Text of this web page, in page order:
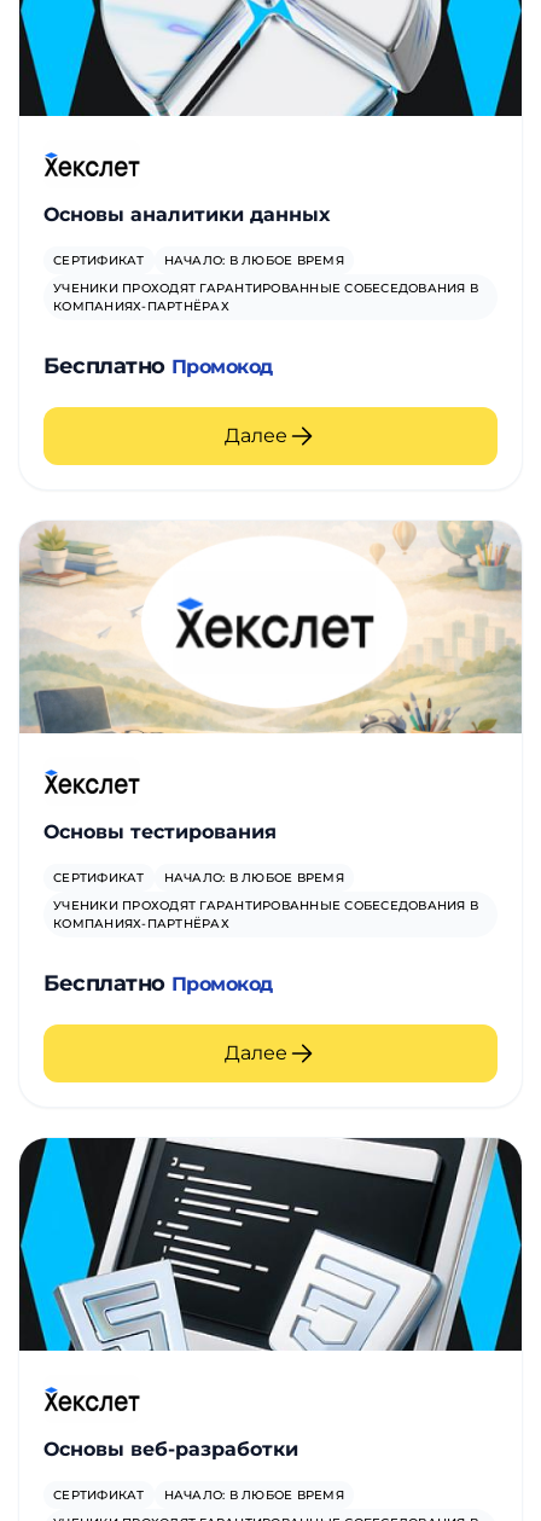
Основы аналитики данных
СЕРТИФИКАТ
НАЧАЛО: В ЛЮБОЕ ВРЕМЯ
УЧЕНИКИ ПРОХОДЯТ ГАРАНТИРОВАННЫЕ СОБЕСЕДОВАНИЯ В
КОМПАНИЯХ-ПАРТНЁРАХ
Бесплатно Промокод
Далее
Основы тестирования
СЕРТИФИКАТ
НАЧАЛО: В ЛЮБОЕ ВРЕМЯ
УЧЕНИКИ ПРОХОДЯТ ГАРАНТИРОВАННЫЕ СОБЕСЕДОВАНИЯ В
КОМПАНИЯХ-ПАРТНЁРАХ
Бесплатно Промокод
Далее
Основы веб-разработки
СЕРТИФИКАТ
НАЧАЛО: В ЛЮБОЕ ВРЕМЯ